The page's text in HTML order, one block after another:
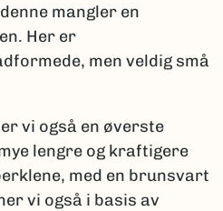
mangler en
Her er
men veldig små
vi også en øverste
lengre og kraftigere
med en brunsvart
vi også i basis av